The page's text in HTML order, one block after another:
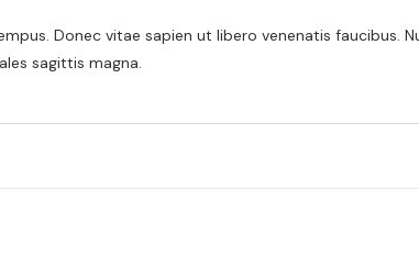
Donec vitae sapien ut libero venenatis faucibus.
sagittis magna.